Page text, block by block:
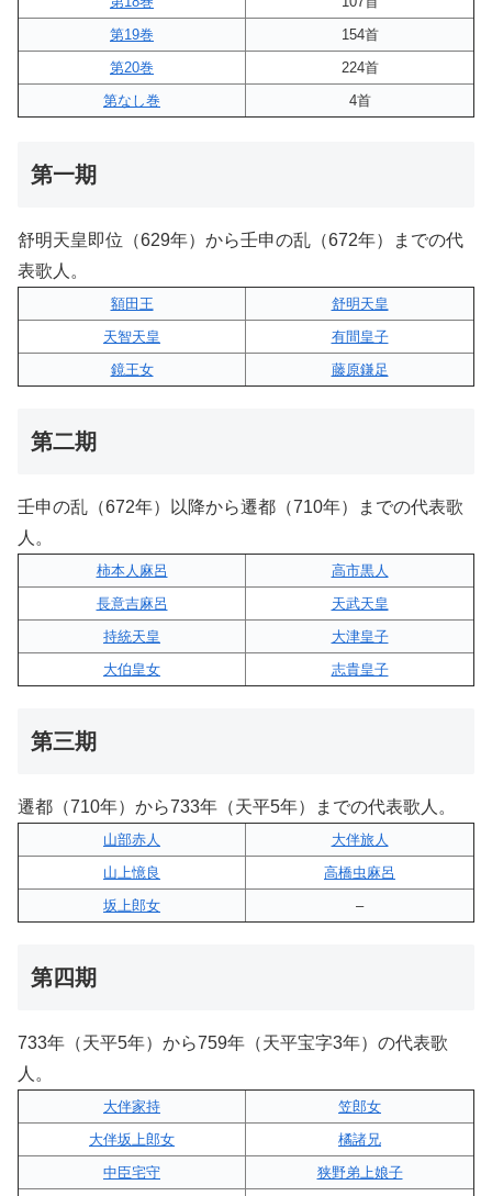
第19巻
154首
第20巻
224首
第なし巻
4首
第一期
舒明天皇即位（629年）から壬申の乱（672年）までの代
表歌人。
額田王
舒明天皇
天智天皇
有間皇子
鏡王女
藤原鎌足
第二期
壬申の乱（672年）以降から遷都（710年）までの代表歌
人。
柿本人麻呂
高市黒人
長意吉麻呂
天武天皇
持統天皇
大津皇子
大伯皇女
志貴皇子
第三期
遷都（710年）から733年（天平5年）までの代表歌人。
山部赤人
大伴旅人
山上憶良
高橋虫麻呂
坂上郎女
–
第四期
733年（天平5年）から759年（天平宝字3年）の代表歌
人。
大伴家持
笠郎女
大伴坂上郎女
橘諸兄
中臣宅守
狭野弟上娘子